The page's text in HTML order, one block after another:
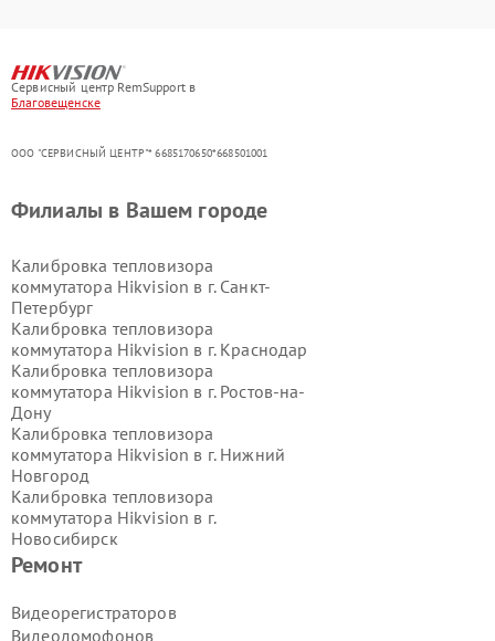
Сервисный центр RemSupport в
Благовещенске
ООО "СЕРВИСНЫЙ ЦЕНТР"* 6685170650*668501001
Ремонт
Видеорегистраторов
Видеодомофонов
Филиалы в Вашем городе
Калибровка тепловизора
коммутатора Hikvision в г. Санкт-
Петербург
Калибровка тепловизора
коммутатора Hikvision в г. Краснодар
Калибровка тепловизора
коммутатора Hikvision в г. Ростов-на-
Дону
Калибровка тепловизора
коммутатора Hikvision в г. Нижний
Новгород
Калибровка тепловизора
коммутатора Hikvision в г.
Новосибирск
Калибровка тепловизора
Екатеринбург
Калибровка тепловизора